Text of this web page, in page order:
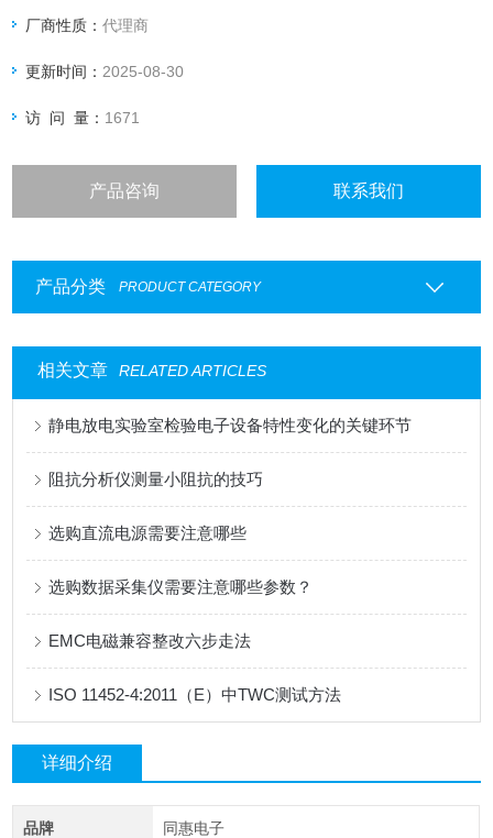
厂商性质：代理商
更新时间： 2025-08-30
访 问 量： 1671
产品咨询 联系我们
产品分类 PRODUCT CATEGORY
相关文章 RELATED ARTICLES
静电放电实验室检验电子设备特性变化的关键环节
阻抗分析仪测量小阻抗的技巧
选购直流电源需要注意哪些
选购数据采集仪需要注意哪些参数？
EMC电磁兼容整改六步走法
ISO 11452-4:2011（E）中TWC测试方法
详细介绍
品牌 同惠电子